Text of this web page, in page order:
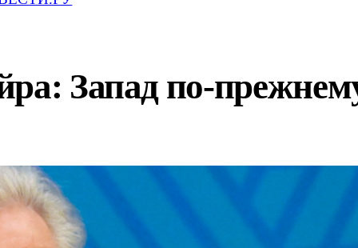
Запад по-